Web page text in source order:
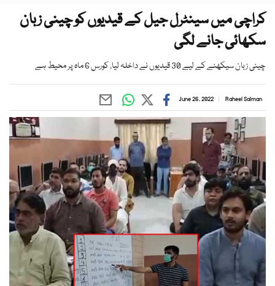
کراچی میں سینٹرل جیل کے قیدیوں کو چینی زبان
سکھائی جانے لگی
چینی زبان سیکھنے کے لیے 30 قیدیوں نے داخلہ لیا، کورس 6 ماہ پر محیط ہے
Raheel Salman
June 26, 2022